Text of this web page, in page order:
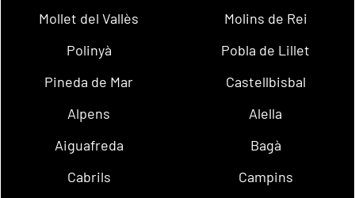
Mollet del Vallès
Molins de Rei
Polinyà
Pobla de Lillet
Pineda de Mar
Castellbisbal
Alpens
Alella
Aiguafreda
Bagà
Cabrils
Campins